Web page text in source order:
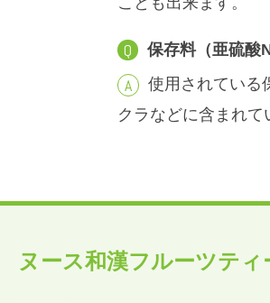
保存料（亜硫酸
使用されている
クラなどに含まれ
ヌース和漢フルーツティ